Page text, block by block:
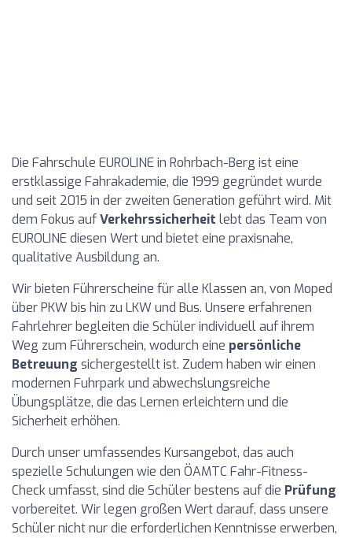
Die Fahrschule EUROLINE in Rohrbach-Berg ist eine
erstklassige Fahrakademie, die 1999 gegründet wurde
und seit 2015 in der zweiten Generation geführt wird. Mit
dem Fokus aufVerkehrssicherheit lebt das Team von
EUROLINE diesen Wert und bietet eine praxisnahe,
qualitative Ausbildung an.
Wir bieten Führerscheine für alle Klassen an, von Moped
über PKW bis hin zu LKW und Bus. Unsere erfahrenen
Fahrlehrer begleiten die Schüler individuell auf ihrem
Weg zum Führerschein, wodurch eine persönliche
Betreuung sichergestellt ist. Zudem haben wir einen
modernen Fuhrpark und abwechslungsreiche
Übungsplätze, die das Lernen erleichtern und die
Sicherheit erhöhen.
Durch unser umfassendes Kursangebot, das auch
spezielle Schulungen wie den ÖAMTC Fahr-Fitness-
Check umfasst, sind die Schüler bestens auf die Prüfung
vorbereitet. Wir legen großen Wert darauf, dass unsere
Schüler nicht nur die erforderlichen Kenntnisse erwerben,